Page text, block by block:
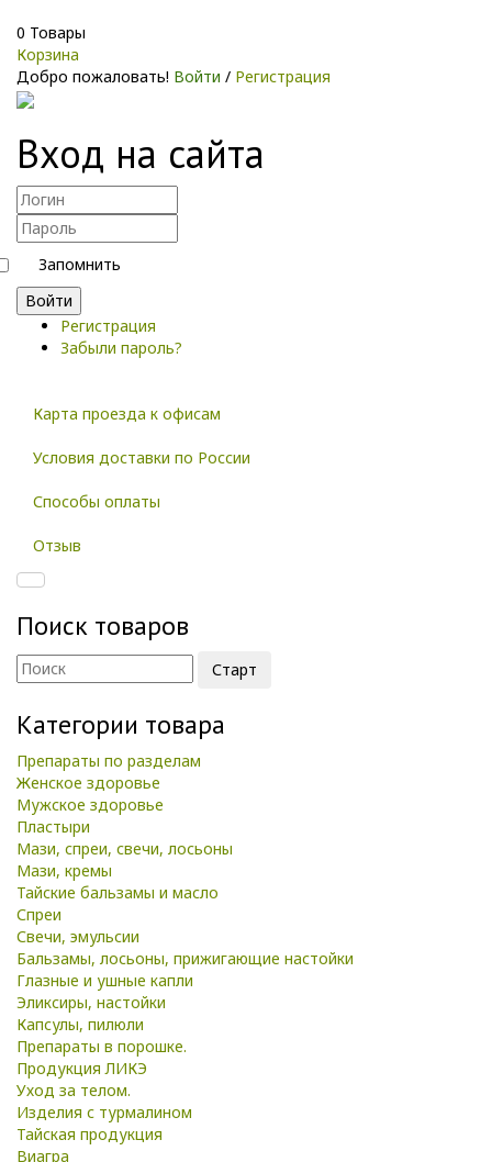
0 Товары
Корзина
Добро пожаловать! Войти / Регистрация
Вход на сайта
Запомнить
Войти
Регистрация
Забыли пароль?
Карта проезда к офисам
Условия доставки по России
Способы оплаты
Отзыв
Поиск товаров
Категории товара
Препараты по разделам
Женское здоровье
Мужское здоровье
Пластыри
Мази, спреи, свечи, лосьоны
Мази, кремы
Тайские бальзамы и масло
Спреи
Свечи, эмульсии
Бальзамы, лосьоны, прижигающие настойки
Глазные и ушные капли
Эликсиры, настойки
Капсулы, пилюли
Препараты в порошке.
Продукция ЛИКЭ
Уход за телом.
Изделия с турмалином
Тайская продукция
Виагра